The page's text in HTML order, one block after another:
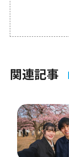
関連記事